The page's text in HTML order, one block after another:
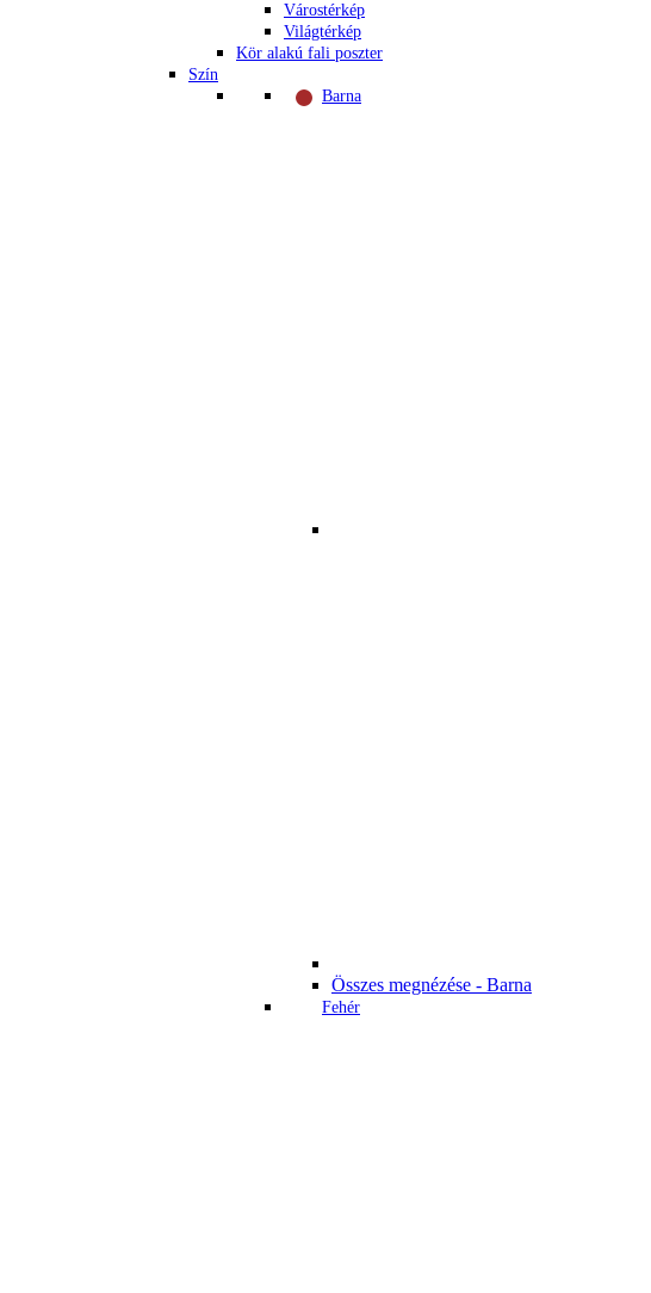
Várostérkép
Világtérkép
Kör alakú fali poszter
Szín
Barna
Összes megnézése - Barna
Fehér